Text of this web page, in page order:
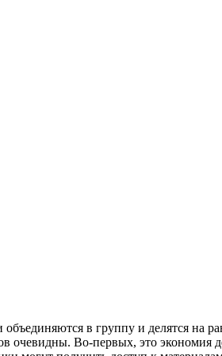
в группу и делятся на
очевидны. Во-первых, это экономия